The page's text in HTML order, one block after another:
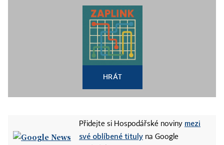
HRÁT
Přidejte si Hospodářské noviny mezi
své oblíbené tituly na Google